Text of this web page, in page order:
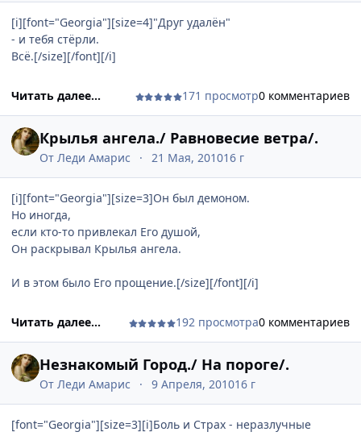
[i][font="Georgia"][size=4]"Друг удалён"
- и тебя стёрли.
Всё.[/size][/font][/i]
Читать далее... 171 просмотр0 комментариев
Крылья ангела./ Равновесие ветра/.
От Леди Амарис 21 Мая, 201016 г
[i][font="Georgia"][size=3]Он был демоном.
Но иногда,
если кто-то привлекал Его душой,
Он раскрывал Крылья ангела.
И в этом было Его прощение.[/size][/font][/i]
Читать далее... 192 просмотра0 комментариев
Незнакомый Город./ На пороге/.
От Леди Амарис 9 Апреля, 201016 г
[font="Georgia"][size=3][i]Боль и Страх - неразлучные